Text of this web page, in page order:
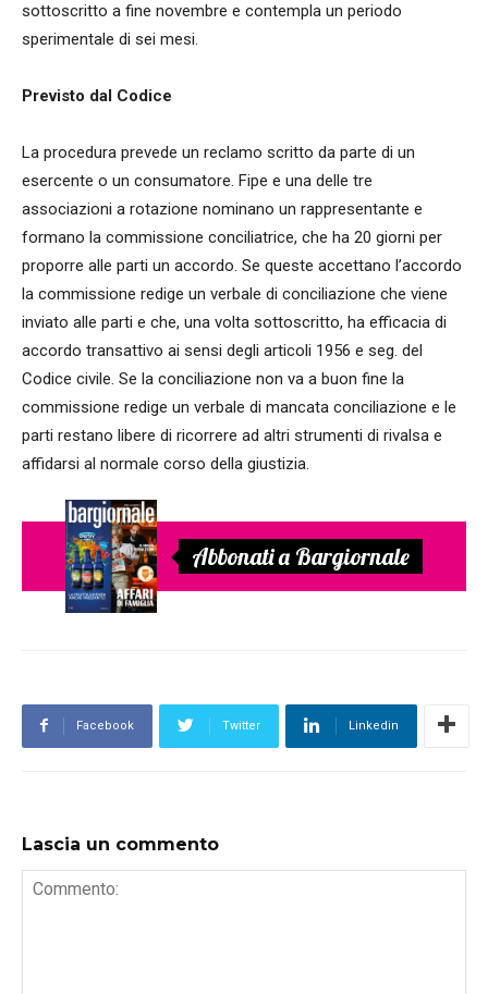
sottoscritto a fine novembre e contempla un periodo
sperimentale di sei mesi.
Previsto dal Codice
La procedura prevede un reclamo scritto da parte di un
esercente o un consumatore. Fipe e una delle tre
associazioni a rotazione nominano un rappresentante e
formano la commissione conciliatrice, che ha 20 giorni per
proporre alle parti un accordo. Se queste accettano l’accordo
la commissione redige un verbale di conciliazione che viene
inviato alle parti e che, una volta sottoscritto, ha efficacia di
accordo transattivo ai sensi degli articoli 1956 e seg. del
Codice civile. Se la conciliazione non va a buon fine la
commissione redige un verbale di mancata conciliazione e le
parti restano libere di ricorrere ad altri strumenti di rivalsa e
affidarsi al normale corso della giustizia.
Abbonati a Bargiornale
Facebook Twitter Linkedin
Lascia un commento